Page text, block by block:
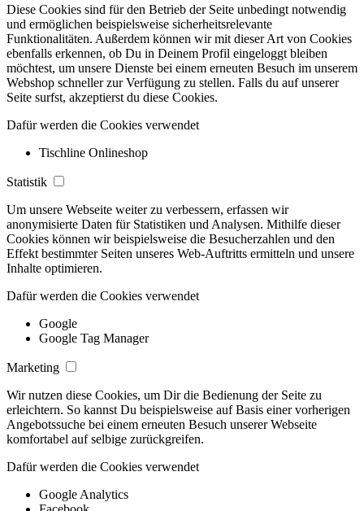
Diese Cookies sind für den Betrieb der Seite unbedingt notwendig
und ermöglichen beispielsweise sicherheitsrelevante
Funktionalitäten. Außerdem können wir mit dieser Art von Cookies
ebenfalls erkennen, ob Du in Deinem Profil eingeloggt bleiben
möchtest, um unsere Dienste bei einem erneuten Besuch im unserem
Webshop schneller zur Verfügung zu stellen. Falls du auf unserer
Seite surfst, akzeptierst du diese Cookies.
Dafür werden die Cookies verwendet
Tischline Onlineshop
Statistik
Um unsere Webseite weiter zu verbessern, erfassen wir
anonymisierte Daten für Statistiken und Analysen. Mithilfe dieser
Cookies können wir beispielsweise die Besucherzahlen und den
Effekt bestimmter Seiten unseres Web-Auftritts ermitteln und unsere
Inhalte optimieren.
Dafür werden die Cookies verwendet
Google
Google Tag Manager
Marketing
Wir nutzen diese Cookies, um Dir die Bedienung der Seite zu
erleichtern. So kannst Du beispielsweise auf Basis einer vorherigen
Angebotssuche bei einem erneuten Besuch unserer Webseite
komfortabel auf selbige zurückgreifen.
Dafür werden die Cookies verwendet
Google Analytics